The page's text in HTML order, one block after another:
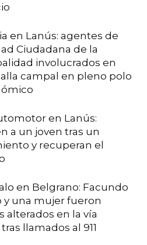
en Lanús: agentes de
Ciudadana de la
involucrados en
campal en pleno polo
en Lanús:
a un joven tras un
y recuperan el
en Belgrano: Facundo
y una mujer fueron
alterados en la vía
llamados al 911